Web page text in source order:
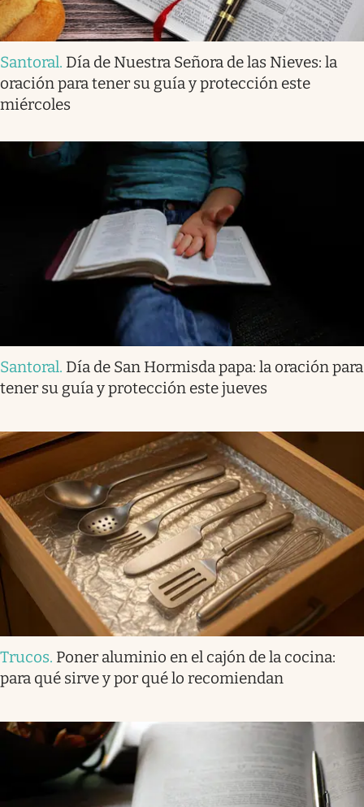
Santoral. Día de Nuestra Señora de las Nieves: la
oración para tener su guía y protección este
miércoles
Santoral. Día de San Hormisda papa: la oración para
tener su guía y protección este jueves
Trucos. Poner aluminio en el cajón de la cocina:
para qué sirve y por qué lo recomiendan